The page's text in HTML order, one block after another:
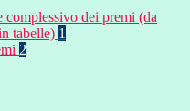
complessivo dei premi (da
tabelle) 1
2